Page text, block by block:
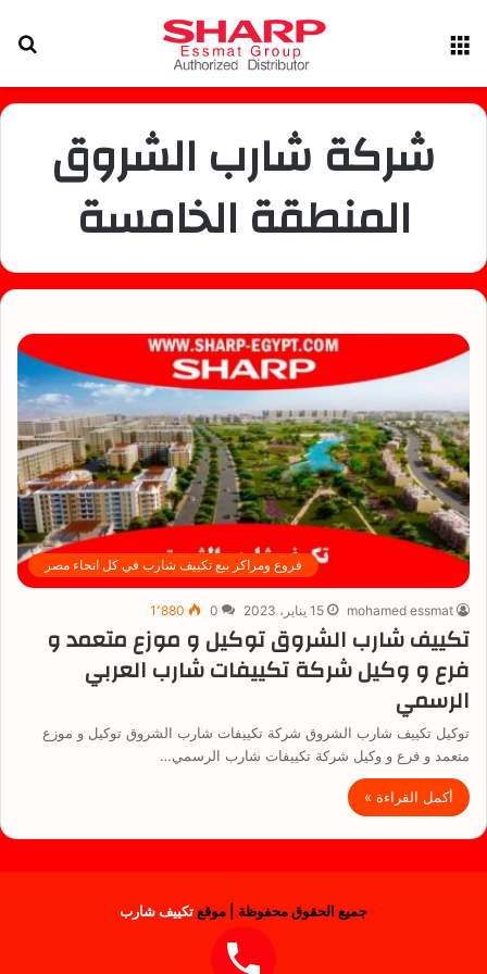
شركة شارب الشروق
المنطقة الخامسة
فروع ومراكز بيع تكييف شارب في كل انحاء مصر
mohamed essmat 15 يناير، 2023 0 1٬880
تكييف شارب الشروق توكيل و موزع متعمد و
فرع و وكيل شركة تكييفات شارب العربي
الرسمي
توكيل تكييف شارب الشروق شركة تكييفات شارب الشروق توكيل و موزع
متعمد و فرع و وكيل شركة تكييفات شارب الرسمي…
أكمل القراءة »
جميع الحقوق محفوظة | موقعتكييف شارب
فيسبوك